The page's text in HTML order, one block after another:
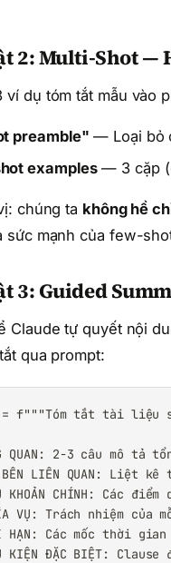
2: Multi-Shot —
ví dụ tóm tắt mẫu vào
preamble" — Loại bỏ
examples— 3 cặp
chúng ta không hề
sức mạnh của few-
3: Guided
Claude tự quyết nội
qua prompt:
= f"""Tóm tắt tài liệu
QUAN: 2-3 câu mô tả
BÊN LIÊN QUAN: Liệt
KHOẢN CHÍNH: Các
VỤ: Trách nhiệm của
HẠN: Các mốc thời
KIỆN ĐẶC BIỆT: Clause